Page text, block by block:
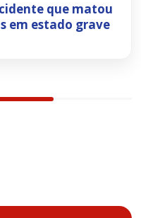
que matou
em estado grave